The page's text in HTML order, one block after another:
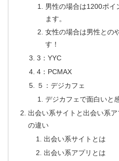
男性の場合は1200ポイ
ます。
女性の場合は男性との
す！
3：YYC
4：PCMAX
５：デジカフェ
デジカフェで面白いと
出会い系サイトと出会い系
の違い
出会い系サイトとは
出会い系アプリとは